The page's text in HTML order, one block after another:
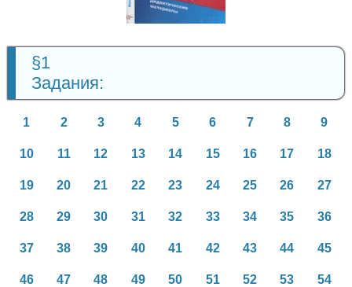
Алгебра
10 класс
§1
Задания:
1 2 3 4 5 6 7 8 9
10 11 12 13 14 15 16 17 18
19 20 21 22 23 24 25 26 27
28 29 30 31 32 33 34 35 36
37 38 39 40 41 42 43 44 45
46 47 48 49 50 51 52 53 54